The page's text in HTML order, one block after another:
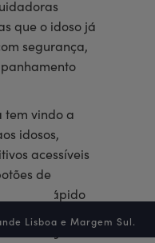
que o idoso já
segurança,
tem vindo a
idosos,
acessíveis
de
rápido
de
Lisboa e Margem Sul.